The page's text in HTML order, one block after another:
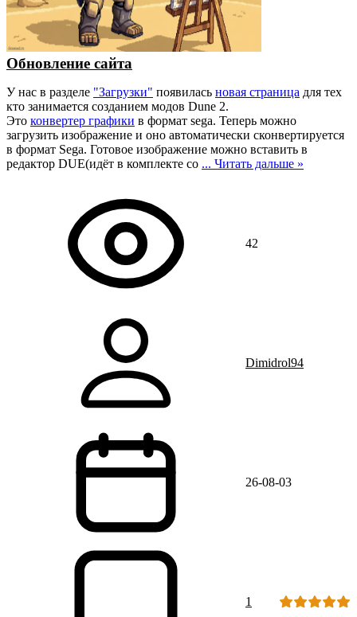
Обновление сайта
У нас в разделе "Загрузки" появилась новая страница для тех
кто занимается созданием модов Dune 2.
Это конвертер графики в формат sega. Теперь можно
загрузить изображение и оно автоматически сконвертируется
в формат Sega. Готовое изображение можно вставить в
редактор DUE(идёт в комплекте со ... Читать дальше »
42
Dimidrol94
26-08-03
1